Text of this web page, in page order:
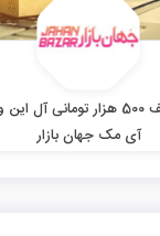
کد تخفیف 500 هزار تومانی آل
آی مک جهان بازار